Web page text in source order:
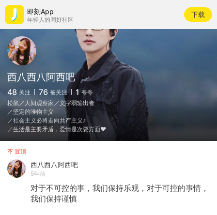
即刻App
年轻人的同好社区
下载
西八西八阿西吧
48 关注 76 被关注 1 夸夸
松鼠／人间观察家／文字弱输出者
／坚定的唯物主义
／社会主义必将走向共产主义♪
／生活是主要矛盾，爱情是次要方面♥
置顶
西八西八阿西吧
5年前
对于不可控的事，我们保持乐观，对于可控的事情，
我们保持谨慎